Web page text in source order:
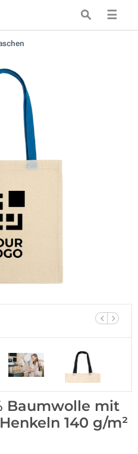
☰
Baumwolle mit
140 g/m²